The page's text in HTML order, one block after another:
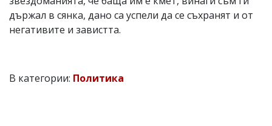
държал в сянка, дано са успели да се съхранят и от
негативите и завистта.
В категории: Политика